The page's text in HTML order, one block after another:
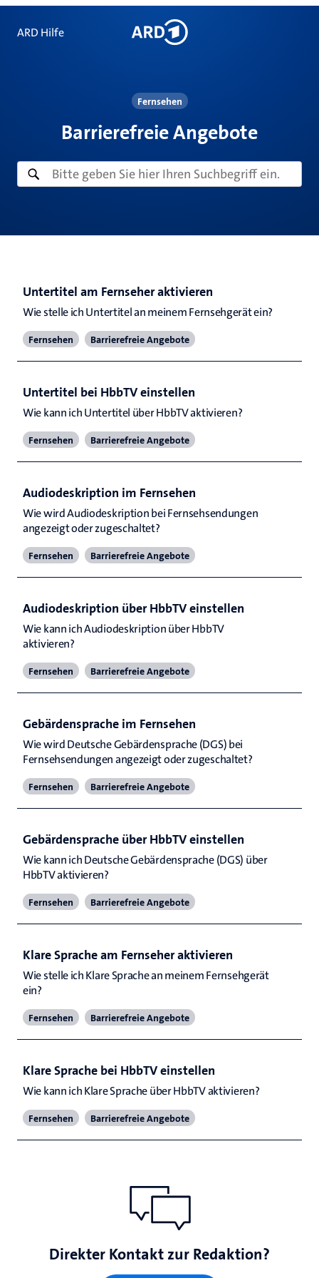
ARD Hilfe
Fernsehen
Barrierefreie Angebote
Untertitel am Fernseher aktivieren
Fernsehen Barrierefreie Angebote
Untertitel bei HbbTV einstellen
Wie kann ich Untertitel über HbbTV aktivieren?
Fernsehen Barrierefreie Angebote
Audiodeskription im Fernsehen
Wie wird Audiodeskription bei Fernsehsendungen
angezeigt oder zugeschaltet?
Fernsehen Barrierefreie Angebote
Audiodeskription über HbbTV einstellen
Wie kann ich Audiodeskription über HbbTV
aktivieren?
Fernsehen Barrierefreie Angebote
Gebärdensprache im Fernsehen
Wie wird Deutsche Gebärdensprache (DGS) bei
Fernsehsendungen angezeigt oder zugeschaltet?
Fernsehen Barrierefreie Angebote
Gebärdensprache über HbbTV einstellen
Wie kann ich Deutsche Gebärdensprache (DGS) über
HbbTV aktivieren?
Fernsehen Barrierefreie Angebote
Klare Sprache am Fernseher aktivieren
Wie stelle ich Klare Sprache an meinem Fernsehgerät
ein?
Fernsehen Barrierefreie Angebote
Klare Sprache bei HbbTV einstellen
Wie kann ich Klare Sprache über HbbTV aktivieren?
Fernsehen Barrierefreie Angebote
Direkter Kontakt zur Redaktion?